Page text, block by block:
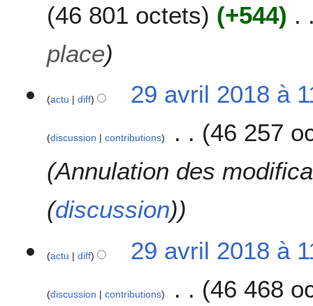
46 801 octets
+544
place
9
actu diff 29 avril 2018 à
discussion contributions
46 257
Annulation des
(discussion)
actu diff 29 avril 2018 à
discussion contributions 46 468